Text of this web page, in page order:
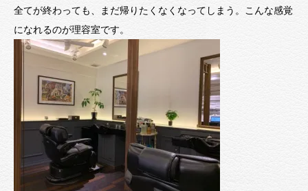
全てが終わっても、まだ帰りたくなくなってしまう。こんな感覚
になれるのが理容室です。